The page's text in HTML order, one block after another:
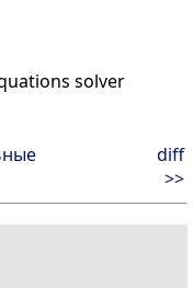
solver
diff
>>